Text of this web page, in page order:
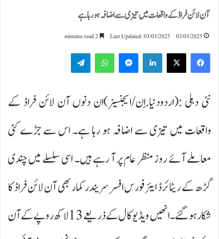
آن لائن فراڈ کے واقعات میں تیزی سے اضافہ ہو رہا ہے
03/03/2025
Last Updated: 03/03/2025
LinkedIn
WhatsApp
نئی دہلی :(اردودنیا.اِن/ایجنسیز)ان دنوں آن لائن فراڈ کے
واقعات میں تیزی سے اضافہ ہو رہا ہے۔ اس سے جڑے کئی
معاملے آئے روز منظر عام پر آ رہے ہیں۔ اسی سلسلے میں چندی
گڑھ کے ریٹائرڈ ایئر فورس افسر سریندر کمار بھی آن لائن فراڈ کا
شکار ہو گئے۔ انھیں ویڈیو کال کے ذریعے 13 لاکھ روپے کے آن